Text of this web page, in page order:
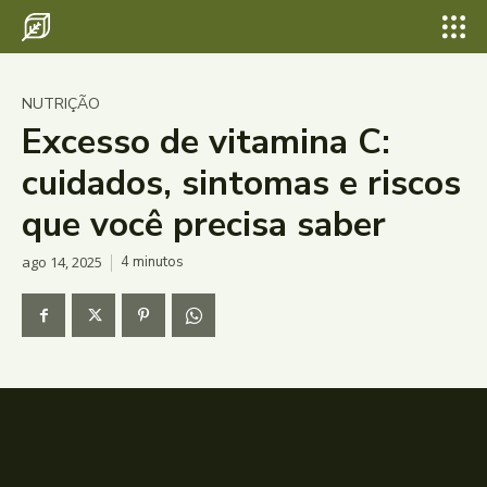
NUTRIÇÃO
Excesso de vitamina C:
cuidados, sintomas e riscos
que você precisa saber
ago 14, 2025 4minutos